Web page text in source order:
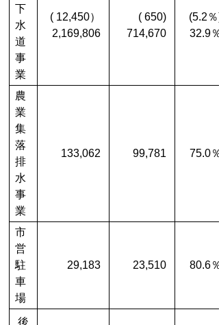
下
水
道
事
業
( 12,450）
2,169,806
( 650)
714,670
(5.2％)
32.9％
農
業
集
落
排
水
事
業
133,062 99,781 75.0％
市
営
駐
車
場
29,183 23,510 80.6％
後